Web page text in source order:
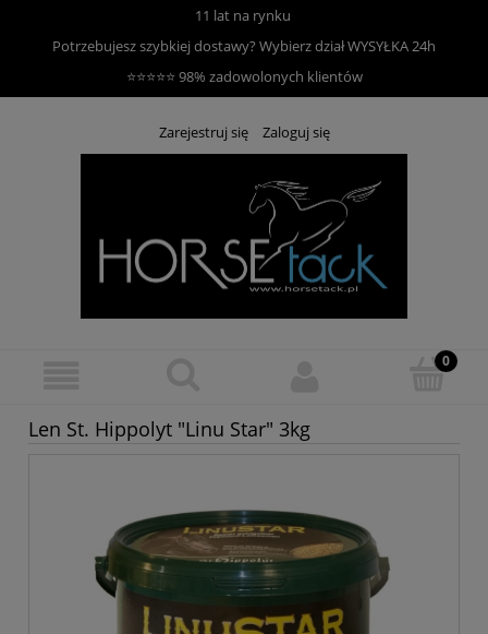
11 lat na rynku
Potrzebujesz szybkiej dostawy? Wybierz działWYSYŁKA 24h
⭐⭐⭐⭐⭐ 98% zadowolonych klientów
Zarejestruj się Zaloguj się
Len St. Hippolyt "Linu Star" 3kg